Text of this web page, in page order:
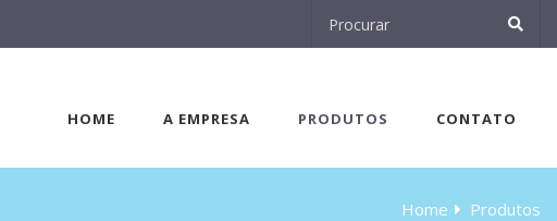
HOME A EMPRESA PRODUTOS CONTATO
Home Produtos